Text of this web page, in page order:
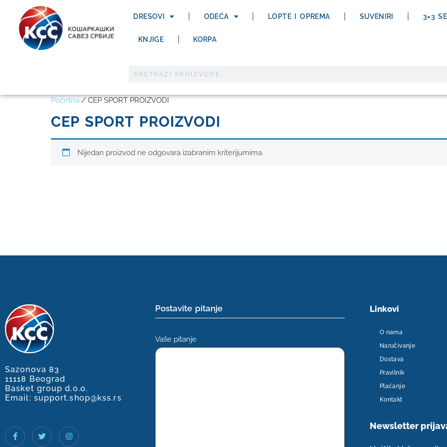
DRESOVI ODEĆA LOPTE I OPREMA SUVENIRI 3×3
KNJIGE KORPA
Početna/ CEP SPORT PROIZVODI
CEP SPORT PROIZVODI
Nijedan proizvod ne odgovara izabranim kriterijumima.
Sazonova 83
11118 Beograd
Basket group d.o.o.
Email: support.shop@kss.rs
Postavite pitanje
Vaše pitanje
Linkovi
O nama
Naručivanje
Dostava
Pravilnik
Plaćanje
Kontakt
Newsletter​